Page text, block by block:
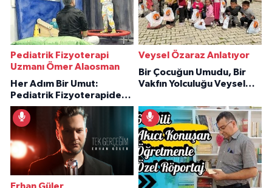
Pediatrik Fizyoterapi
Uzmanı Ömer Alaosman
Her Adım Bir Umut:
Pediatrik Fizyoterapiden
İlham Veren Hikâyeler
Veysel Özaraz Anlatıyor
Bir Çocuğun Umudu, Bir
Vakfın Yolculuğu Veysel